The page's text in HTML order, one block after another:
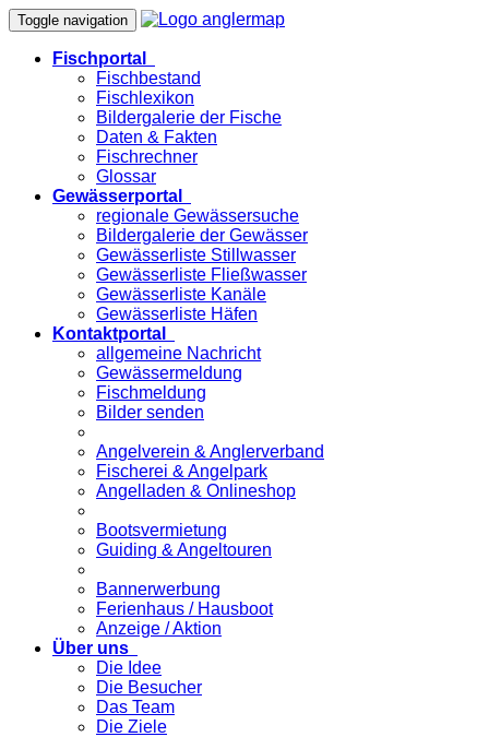
Toggle navigation
Fischportal
Fischbestand
Fischlexikon
Bildergalerie der Fische
Daten & Fakten
Fischrechner
Glossar
Gewässerportal
regionale Gewässersuche
Bildergalerie der Gewässer
Gewässerliste Stillwasser
Gewässerliste Fließwasser
Gewässerliste Kanäle
Gewässerliste Häfen
Kontaktportal
allgemeine Nachricht
Gewässermeldung
Fischmeldung
Bilder senden
Angelverein & Anglerverband
Fischerei & Angelpark
Angelladen & Onlineshop
Bootsvermietung
Guiding & Angeltouren
Bannerwerbung
Ferienhaus / Hausboot
Anzeige / Aktion
Über uns
Die Idee
Die Besucher
Das Team
Die Ziele